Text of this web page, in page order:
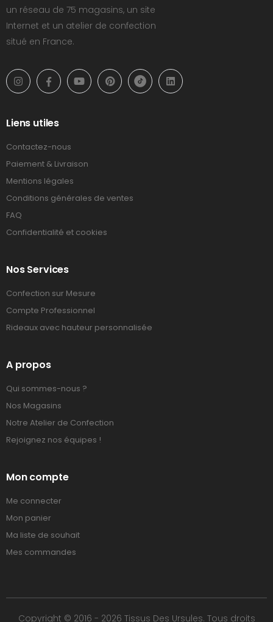
un réseau de 75 magasins, un site
Internet et un atelier de confection
situé en France.
Liens utiles
Contactez-nous
Paiement & Livraison
Mentions légales
Conditions générales de ventes
FAQ
Confidentialité et cookies
Nos Services
Confection sur Mesure
Compte Professionnel
Rideaux avec hauteur personnalisée
A propos
Qui sommes-nous ?
Nos Magasins
Notre Atelier de Confection
Rejoignez nos équipes !
Mon compte
Me connecter
Mon panier
Ma liste de souhait
Mes commandes
Copyright © 2016 - 2026 Tissus Des Ursules. Tous droits